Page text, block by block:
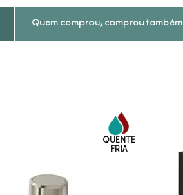
Quem comprou, comprou também